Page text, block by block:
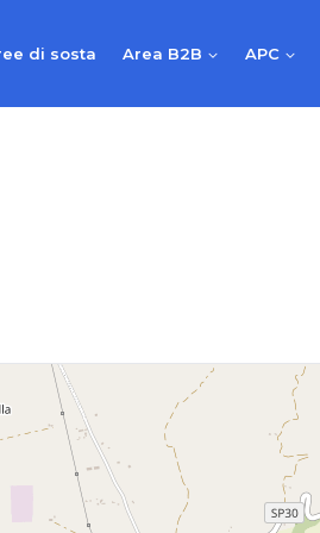
di sosta Area B2B APC